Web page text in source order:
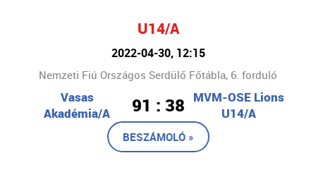
U14/A
2022-04-30, 12:15
Nemzeti Fiú Országos Serdülő Főtábla, 6. forduló
Vasas
Akadémia/A
91 : 38
MVM-OSE Lions
U14/A
BESZÁMOLÓ »